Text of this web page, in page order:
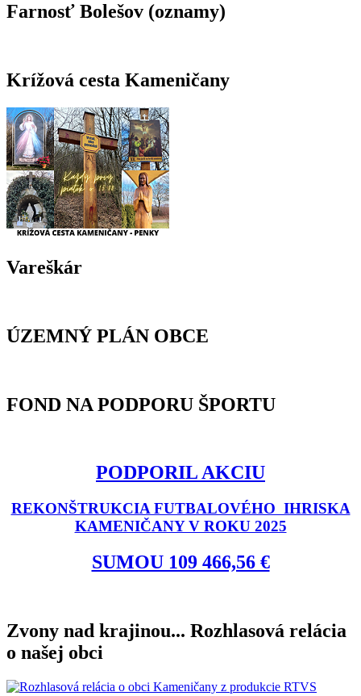
Farnosť Bolešov (oznamy)
Krížová cesta Kameničany
Vareškár
ÚZEMNÝ PLÁN OBCE
FOND NA PODPORU ŠPORTU
PODPORIL AKCIU
REKONŠTRUKCIA FUTBALOVÉHO IHRISKA
KAMENIČANY V ROKU 2025
SUMOU 109 466,56 €
Zvony nad krajinou... Rozhlasová relácia
o našej obci